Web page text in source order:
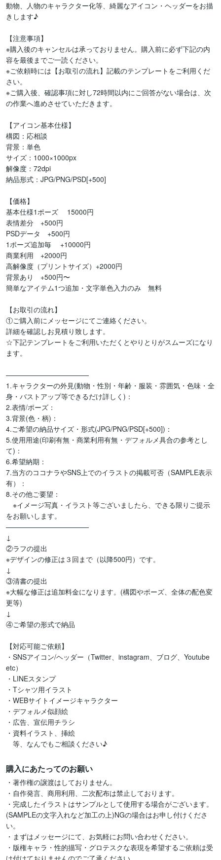
動物、人物のキャラクター化等、綺麗なアイコン・ヘッダーをお描
きします♪
【注意事項】
※購入後のキャンセルは承っておりません。購入前に必ず下記の内
容を最後までご一読ください。
※ご依頼時には【お取引の流れ】記載のテンプレートをご利用くだ
さい。
※ご購入後、確認事項に対し72時間以内にご回答がない場合は、次
の作業へ進めさせていただきます。
【アイコン基本仕様】
構図：応相談
背景：単色
サイズ：1000×1000px
解像度：72dpi
納品形式：JPG/PNG/PSD[+500]
【価格】
基本仕様1ポーズ　 15000円
表情差分　+500円
PSDデータ　+500円
1ポーズ追加毎　 +10000円
商業利用　+2000円
高解像度（プリントサイズ）+2000円
背景あり　+500円〜
簡単なアイテム1つ追加・文字単色入力のみ　無料
【お取引の流れ】
①ご購入前にメッセージにてご連絡ください。
詳細を確認しお見積り致します。
☆下記テンプレートをご利用いただくとやりとりがスムーズになり
ます。
————————————
1.キャラクターの外見(動物・性別・年齢・服装・雰囲気・色味・全
身・バストアップ等できるだけ詳しく)：
2.表情/ポーズ：
3.背景(色・柄)：
4.ご希望の納品サイズ・形式(JPG/PNG/PSD[+500])：
5.使用用途(印刷有無・商業利用有無・デフォルメ具合の参考とし
て)：
6.希望納期：
7.当方のココナラやSNS上でのイラストの掲載可否（SAMPLE表示
有）：
8.その他ご要望：
※イメージ写真・イラスト等ございましたら、できる限りご提示
をお願いします。
————————————
↓
②ラフの提出
※デザインの修正は３回まで（以降500円）です。
↓
③清書の提出
※大幅な修正は追加料金になります。(構図やポーズ、全体の配色変
更等)
↓
④ご希望の形式で納品
【対応可能ご依頼】
・SNSアイコン/ヘッダー（Twitter、instagram、ブログ、Youtube
etc）
・LINEスタンプ
・Tシャツ用イラスト
・WEBサイトイメージキャラクター
・デフォルメ似顔絵
・広告、宣伝用チラシ
・資料イラスト、挿絵
等、なんでもご相談ください♪
購入にあたってのお願い
・著作権の譲渡はしておりません。
・自作発言、商用利用、二次配布は禁止しております。
・完成したイラストはサンプルとして使用する場合がございます。
(SAMPLEの文字入れなど加工の上)NGの場合はお申し付けくださ
い。
・まずはメッセージにて、お気軽にお問い合わせください。
・版権キャラ・性的描写・グロテスクな表現を希望するご依頼は受